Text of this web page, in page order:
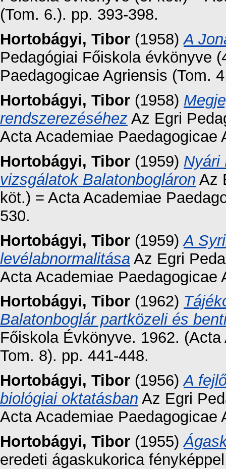
(Tom. 6.). pp. 393-398.
Hortobágyi, Tibor (1958)A
Pedagógiai Főiskola évkönyve
Paedagogicae Agriensis (Tom.
Hortobágyi, Tibor (1958)
rendszerezéséhez Az Egri
Acta Academiae Paedagogicae
Hortobágyi, Tibor (1959) Nyári
vizsgálatok Balatonbogláron Az
köt.) = Acta Academiae
530.
Hortobágyi, Tibor (1959)A
levélabnormalitása Az Egri
Acta Academiae Paedagogicae
Hortobágyi, Tibor (1962)
Balatonboglár partközeli és
Főiskola Évkönyve. 1962.
Tom. 8). pp. 441-448.
Hortobágyi, Tibor (1956)A
biológiai oktatásban Az Egri
Acta Academiae Paedagogicae
Hortobágyi, Tibor (1955)
eredeti ágaskukorica